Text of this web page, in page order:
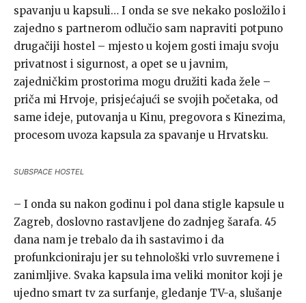
spavanju u kapsuli… I onda se sve nekako posložilo i
zajedno s partnerom odlučio sam napraviti potpuno
drugačiji hostel – mjesto u kojem gosti imaju svoju
privatnost i sigurnost, a opet se u javnim,
zajedničkim prostorima mogu družiti kada žele –
priča mi Hrvoje, prisjećajući se svojih početaka, od
same ideje, putovanja u Kinu, pregovora s Kinezima,
procesom uvoza kapsula za spavanje u Hrvatsku.
SUBSPACE HOSTEL
– I onda su nakon godinu i pol dana stigle kapsule u
Zagreb, doslovno rastavljene do zadnjeg šarafa. 45
dana nam je trebalo da ih sastavimo i da
profunkcioniraju jer su tehnološki vrlo suvremene i
zanimljive. Svaka kapsula ima veliki monitor koji je
ujedno smart tv za surfanje, gledanje TV-a, slušanje